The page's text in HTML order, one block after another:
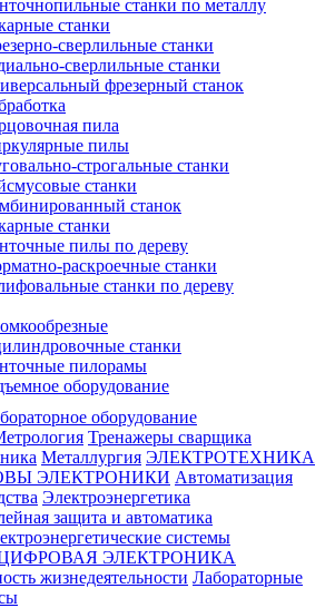
станки по металлу
станки
сверлильные станки
сверлильные станки
фрезерный станок
пила
пилы
строгальные станки
станки
станок
станки
пилы по дереву
раскроечные станки
станки по дереву
станки
пилорамы
оборудование
оборудование
Тренажеры сварщика
Металлургия ЭЛЕКТРОТЕХНИКА
ЭЛЕКТРОНИКИ Автоматизация
Электроэнергетика
защита и автоматика
системы
ЭЛЕКТРОНИКА
жизнедеятельности Лабораторные